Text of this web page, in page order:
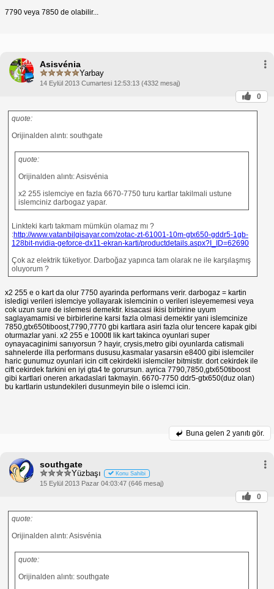
7790 veya 7850 de olabilir...
Asisvénia
Yarbay
14 Eylül 2013 Cumartesi 12:53:13 (4332 mesaj)
0
quote:
Orijinalden alıntı: southgate
quote:
Orijinalden alıntı: Asisvénia
x2 255 islemciye en fazla 6670-7750 turu kartlar takilmali ustune
islemciniz darbogaz yapar.
Linkteki kartı takmam mümkün olamaz mı ?
:http://www.vatanbilgisayar.com/zotac-zt-61001-10m-gtx650-gddr5-1gb-
128bit-nvidia-geforce-dx11-ekran-karti/productdetails.aspx?I_ID=62690
Çok az elektrik tüketiyor. Darboğaz yapınca tam olarak ne ile karşılaşmış
oluyorum ?
x2 255 e o kart da olur 7750 ayarinda performans verir. darbogaz = kartin
isledigi verileri islemciye yollayarak islemcinin o verileri isleyememesi veya
cok uzun sure de islemesi demektir. kisacasi ikisi birbirine uyum
saglayamamisi ve birbirlerine karsi fazla olmasi demektir yani islemcinize
7850,gtx650tiboost,7790,7770 gbi kartlara asiri fazla olur tencere kapak gibi
oturmazlar yani. x2 255 e 1000tl lik kart takinca oyunlari super
oynayacaginimi sanıyorsun ? hayir, crysis,metro gibi oyunlarda catismali
sahnelerde illa performans dususu,kasmalar yasarsin e8400 gibi islemciler
haric gunumuz oyunlari icin cift cekirdekli islemciler bitmistir. dort cekirdek ile
cift cekirdek farkini en iyi gta4 te gorursun. ayrica 7790,7850,gtx650tiboost
gibi kartlari oneren arkadaslari takmayin. 6670-7750 ddr5-gtx650(duz olan)
bu kartlarin ustundekileri dusunmeyin bile o islemci icin.
Buna gelen 2 yanıtı gör.
southgate
Yüzbaşı Konu Sahibi
15 Eylül 2013 Pazar 04:03:47 (646 mesaj)
0
quote:
Orijinalden alıntı: Asisvénia
quote:
Orijinalden alıntı: southgate